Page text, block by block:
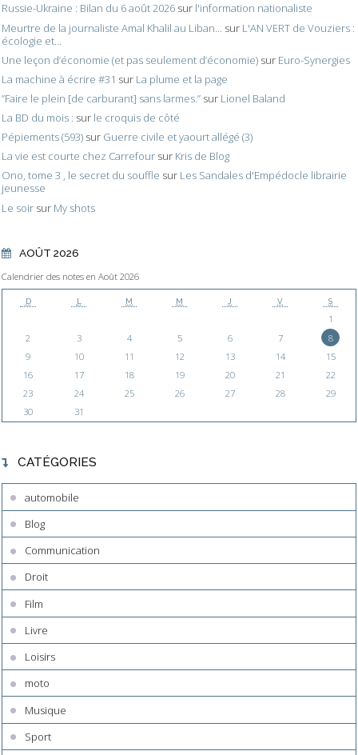
Russie-Ukraine : Bilan du 6 août 2026 sur l'information nationaliste
Meurtre de la journaliste Amal Khalil au Liban... sur L'AN VERT de Vouziers :
écologie et...
Une leçon d’économie (et pas seulement d’économie) sur Euro-Synergies
La machine à écrire #31 sur La plume et la page
”Faire le plein [de carburant] sans larmes.” sur Lionel Baland
La BD du mois : sur le croquis de côté
Pépiements (593) sur Guerre civile et yaourt allégé (3)
La vie est courte chez Carrefour sur Kris de Blog
Ono, tome 3 , le secret du souffle sur Les Sandales d'Empédocle librairie
jeunesse
Le soir sur My shots
AOÛT 2026
Calendrier des notes en Août 2026
D L M M J V S
1
2
3 4 5 6 7
8
9
10 11 12 13 14
15
16
17 18 19 20 21
22
23
24 25 26 27 28
29
30
31
CATÉGORIES
automobile
Blog
Communication
Droit
Film
Livre
Loisirs
moto
Musique
Sport